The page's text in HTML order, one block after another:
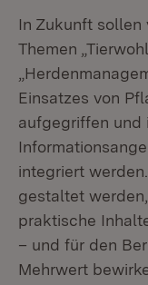
In Zukunft
Themen
Einsatzes von
aufgegriffen und
integriert
gestaltet
praktische
– und für den
Mehrwert